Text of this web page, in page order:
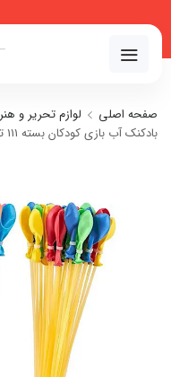
صفحه اصلی لوازم تحریر و هنر
بادکنک آب بازی کودکان بسته 111 توپ آبی